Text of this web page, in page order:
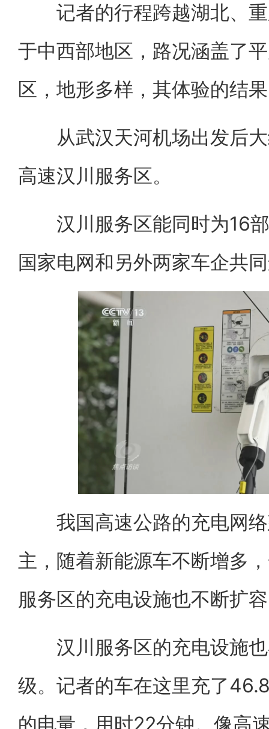
记者的行程跨越湖北、重
于中西部地区，路况涵盖了
区，地形多样，其体验的结
从武汉天河机场出发后大
高速汉川服务区。
汉川服务区能同时为16部
国家电网和另外两家车企共
我国高速公路的充电网络
主，随着新能源车不断增多
服务区的充电设施也不断扩
汉川服务区的充电设施也
级。记者的车在这里充了
的电量，用时22分钟。像高